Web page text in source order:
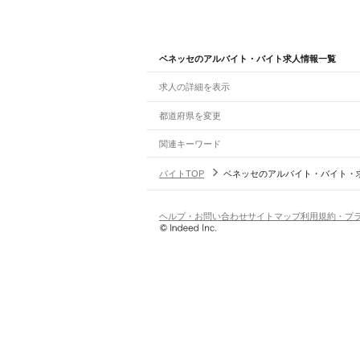
ベネッセのアルバイト・バイト求人情報一覧
求人の詳細を表示
都道府県を変更
関連キーワード
バイトTOP
ベネッセのアルバイト・バイト・
ヘルプ・お問い合わせサイトマップ利用規約・プ